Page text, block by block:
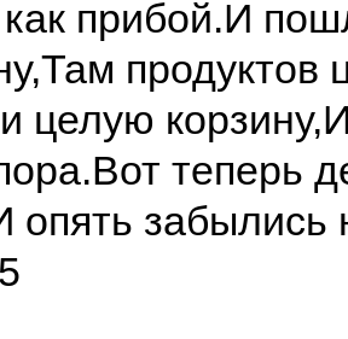
прибой.И
Там продуктов
целую корзину,
Вот теперь
опять забылись